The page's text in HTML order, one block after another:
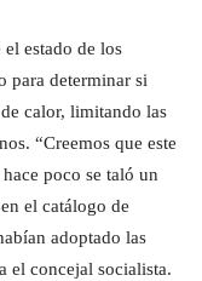
estado de los
para determinar si
calor, limitando las
“Creemos que este
poco se taló un
el catálogo de
adoptado las
el concejal socialista.